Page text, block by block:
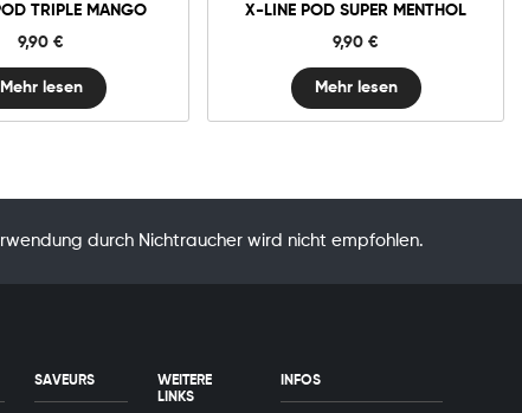
TRIPLE MANGO
9,90€
Mehr lesen
X-LINE POD SUPER MENTHOL
9,90€
Mehr lesen
durch Nichtraucher wird nicht empfohlen.
SAVEURS
WEITERE
LINKS
INFOS